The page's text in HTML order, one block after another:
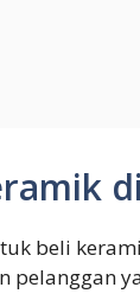
beli
pelanggan